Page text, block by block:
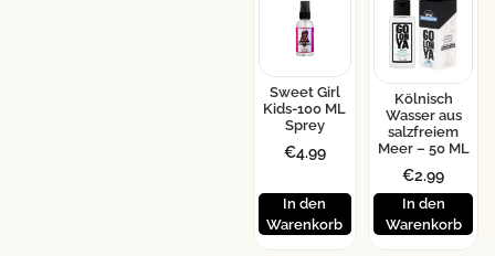
Sweet Girl
Kids-100 ML
Sprey
€4.99
In den
Warenkorb
Kölnisch
Wasser aus
salzfreiem
Meer – 50 ML
€2.99
In den
Warenkorb